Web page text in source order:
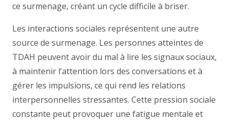
ce surmenage, créant un cycle difficile à briser.
Les interactions sociales représentent une autre
source de surmenage. Les personnes atteintes de
TDAH peuvent avoir du mal à lire les signaux sociaux,
à maintenir l’attention lors des conversations et à
gérer les impulsions, ce qui rend les relations
interpersonnelles stressantes. Cette pression sociale
constante peut provoquer une fatigue mentale et